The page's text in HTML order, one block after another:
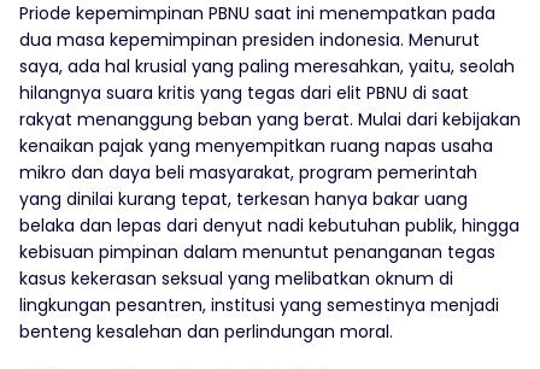
Priode kepemimpinan PBNU saat ini menempatkan pada
dua masa kepemimpinan presiden indonesia. Menurut
saya, ada hal krusial yang paling meresahkan, yaitu, seolah
hilangnya suara kritis yang tegas dari elit PBNU di saat
rakyat menanggung beban yang berat. Mulai dari kebijakan
kenaikan pajak yang menyempitkan ruang napas usaha
mikro dan daya beli masyarakat, program pemerintah
yang dinilai kurang tepat, terkesan hanya bakar uang
belaka dan lepas dari denyut nadi kebutuhan publik, hingga
kebisuan pimpinan dalam menuntut penanganan tegas
kasus kekerasan seksual yang melibatkan oknum di
lingkungan pesantren, institusi yang semestinya menjadi
benteng kesalehan dan perlindungan moral.